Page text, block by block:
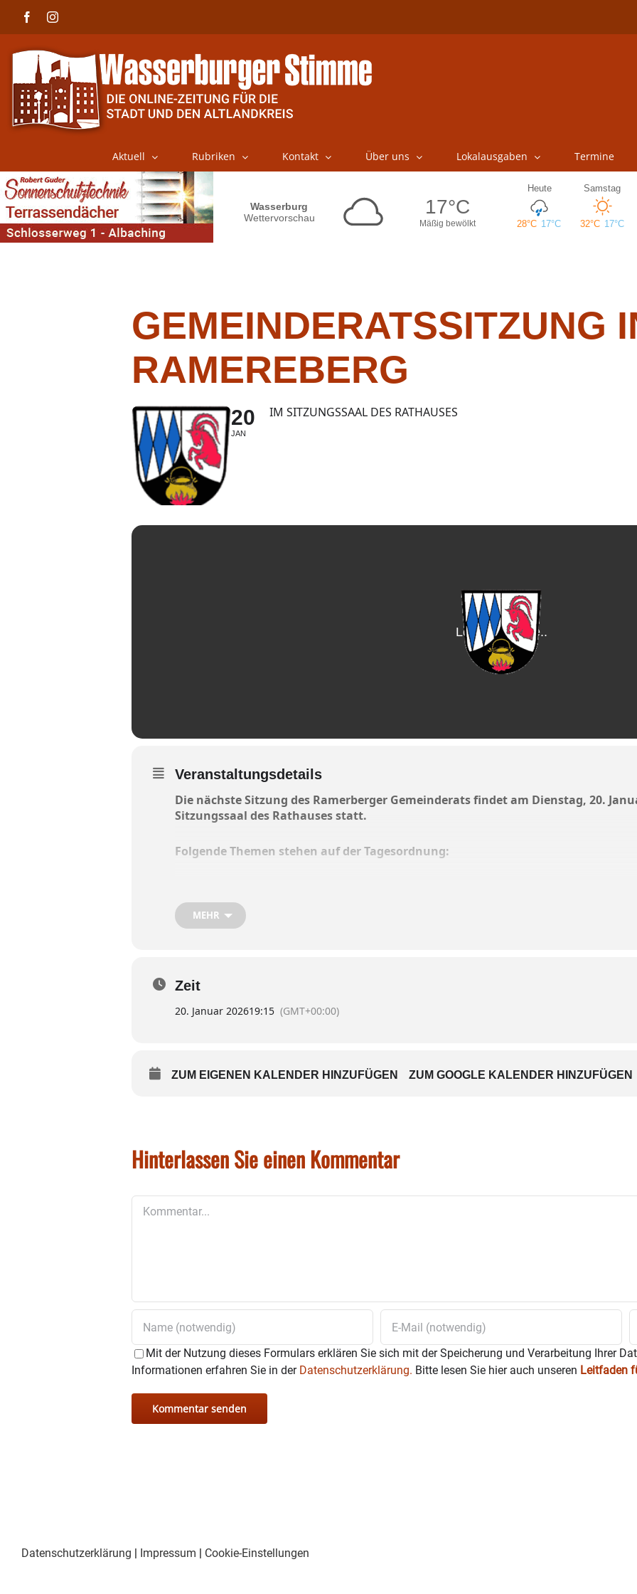
FacebookInstagram
Aktuell Rubriken Kontakt Über uns Lokalausgaben Termine
GEMEINDERATSSITZUNG
RAMEREBERG
20
JAN
IM SITZUNGSSAAL DES RATHAUSES
Veranstaltungsdetails
Die nächste Sitzung des Ramerberger Gemeinderats findet am Dienstag, 20.
Sitzungssaal des Rathauses statt.
Folgende Themen stehen auf der Tagesordnung:
Bauleitplanung; Einbeziehungssatzung „Anger“ für den Bereich der Grundstücke Fl.Nrn. 83/
Ramerberg; Abwägung der eingegangenen Stellungnahmen sowie erneute Auslegung des
Bauleitplanung; VEP Nr. 11 Berg-ELPRO, 1. Änderung; Abwägung der Stellungnahmen
Öffentlichkeitsbeteiligung gemäß § 3 Abs. 1 und § 4 Abs. 1 Baugesetzbuch
Bauleitplanung; VEP Nr. 11 Berg-ELPRO, 1. Änderung; Billigungsbeschluss und Beschluss
Genehmigung überplanmäßiger Ausgaben für das Jahr 2025
MEHR
Zeit
20. Januar 202619:15 (GMT+00:00)
ZUM EIGENEN KALENDER HINZUFÜGEN ZUM GOOGLE KALENDER HINZUFÜGEN
Hinterlassen Sie einen Kommentar
Mit der Nutzung dieses Formulars erklären Sie sich mit der Speicherung und Verarbeitung Ihrer
Informationen erfahren Sie in der Datenschutzerklärung. Bitte lesen Sie hier auch unseren Leitfaden
Datenschutzerklärung | Impressum | Cookie-Einstellungen